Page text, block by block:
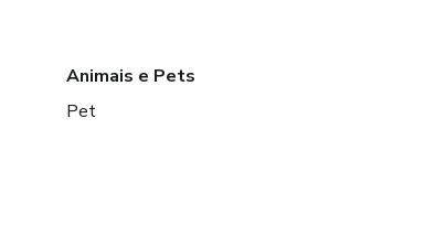
Animais e Pets
Pet